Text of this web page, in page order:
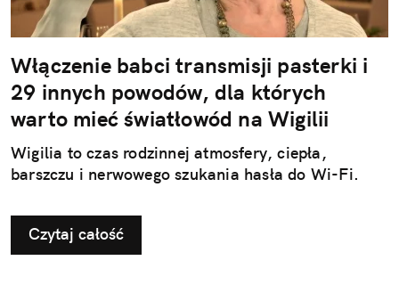
Włączenie babci transmisji pasterki i
29 innych powodów, dla których
warto mieć światłowód na Wigilii
Wigilia to czas rodzinnej atmosfery, ciepła,
barszczu i nerwowego szukania hasła do Wi-Fi.
Czytaj całość